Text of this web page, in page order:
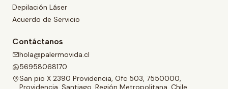
Depilación Láser
Acuerdo de Servicio
Contáctanos
hola@palermovida.cl
56958068170
San pio X 2390 Providencia, Ofc 503, 7550000,
Providencia, Santiago, Región Metropolitana, Chile